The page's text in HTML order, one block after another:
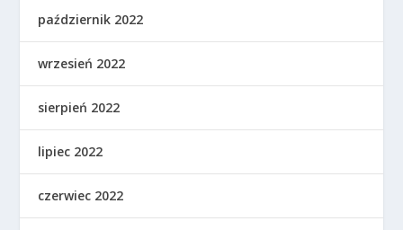
październik 2022
wrzesień 2022
sierpień 2022
lipiec 2022
czerwiec 2022